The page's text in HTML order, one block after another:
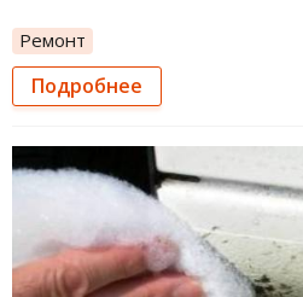
Ремонт
Подробнее